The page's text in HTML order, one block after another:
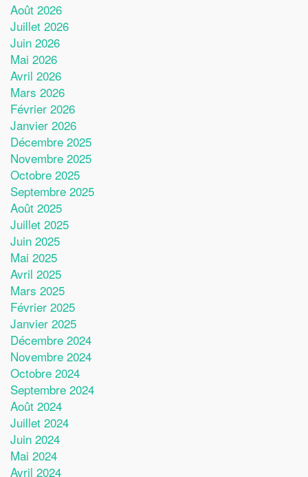
Août 2026
Juillet 2026
Juin 2026
Mai 2026
Avril 2026
Mars 2026
Février 2026
Janvier 2026
Décembre 2025
Novembre 2025
Octobre 2025
Septembre 2025
Août 2025
Juillet 2025
Juin 2025
Mai 2025
Avril 2025
Mars 2025
Février 2025
Janvier 2025
Décembre 2024
Novembre 2024
Octobre 2024
Septembre 2024
Août 2024
Juillet 2024
Juin 2024
Mai 2024
Avril 2024